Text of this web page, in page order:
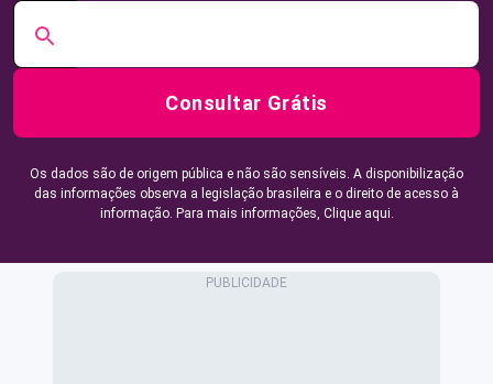
Consultar Grátis
Os dados são de origem pública e não são sensíveis. A disponibilização
das informações observa a legislação brasileira e o direito de acesso à
informação. Para mais informações, Clique aqui.